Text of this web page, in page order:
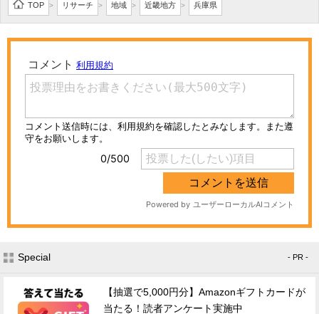
TOP > リサーチ > 地域 > 近畿地方 > 兵庫県
Special - PR -
【抽選で5,000円分】Amazonギフトカードが
当たる！読者アンケート実施中